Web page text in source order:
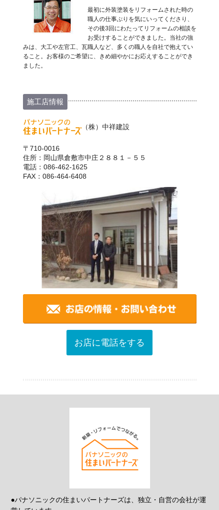
最初に外装塗装をリフォームされた時の
職人の仕事ぶりを気にいってくださり、
その後3回にわたってリフォームの相談を
お受けすることができました。当社の強
みは、大工や左官工、瓦職人など、多くの職人を自社で抱えてい
ること。お客様のご希望に、きめ細やかにお応えすることができ
ました。
施工店情報
（株）中祥建設
〒710-0016
住所：岡山県倉敷市中庄２８８１－５５
電話：086-462-1625
FAX：086-464-6408
お店に電話をする
●パナソニックの住まいパートナーズは、独立・自営の会社が運